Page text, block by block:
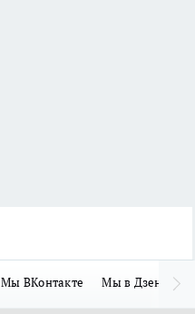
Мы ВКонтакте Мы в Дзене